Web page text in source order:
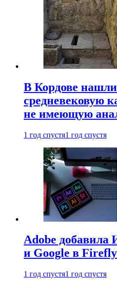
В Кордове
средневековую
не имеющую
1 год спустя1 год спустя
Adobe добавила
и Google в Firefly
1 год спустя1 год спустя